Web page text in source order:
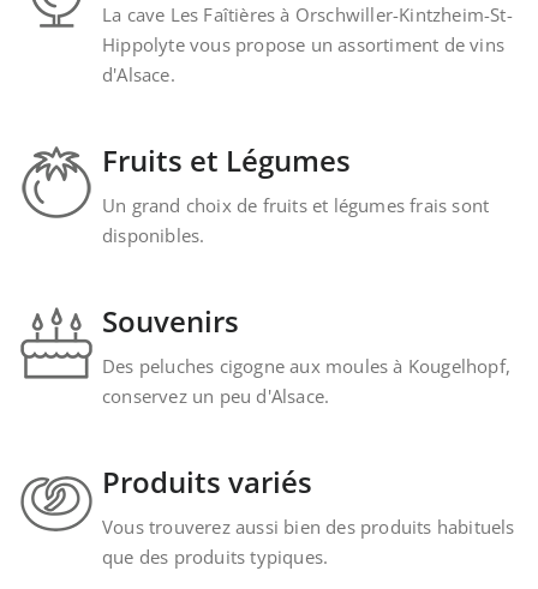
La cave Les Faîtières à Orschwiller-Kintzheim-St-
Hippolyte vous propose un assortiment de vins
d'Alsace.
Fruits et Légumes
Un grand choix de fruits et légumes frais sont
disponibles.
Souvenirs
Des peluches cigogne aux moules à Kougelhopf,
conservez un peu d'Alsace.
Produits variés
Vous trouverez aussi bien des produits habituels
que des produits typiques.